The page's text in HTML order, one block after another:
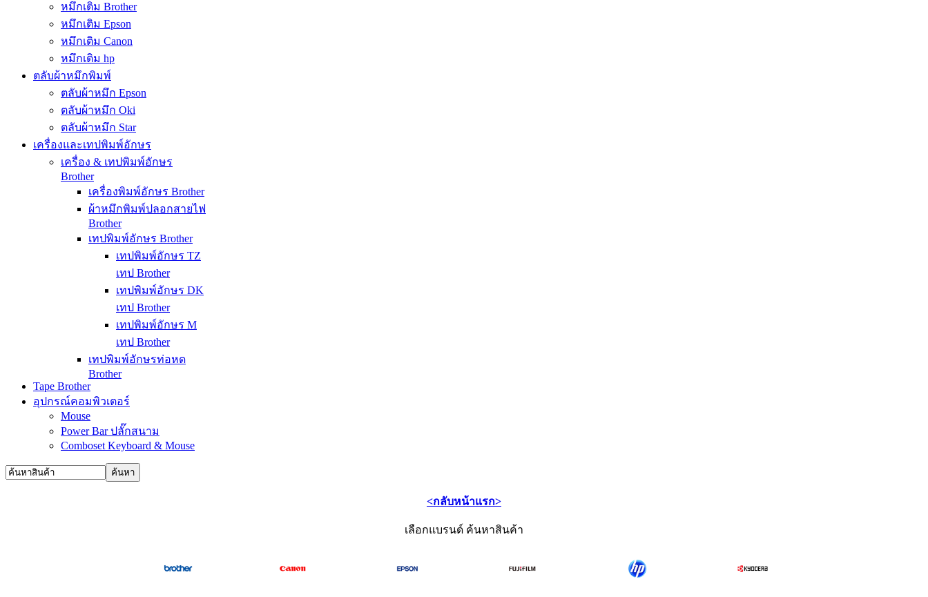
หมึกเติม Brother
หมึกเติม Epson
หมึกเติม Canon
หมึกเติม hp
ตลับผ้าหมึกพิมพ์
ตลับผ้าหมึก Epson
ตลับผ้าหมึก Oki
ตลับผ้าหมึก Star
เครื่องและเทปพิมพ์อักษร
เครื่อง & เทปพิมพ์อักษร
Brother
เครื่องพิมพ์อักษร Brother
ผ้าหมึกพิมพ์ปลอกสายไฟ
Brother
เทปพิมพ์อักษร Brother
เทปพิมพ์อักษร TZ
เทป Brother
เทปพิมพ์อักษร DK
เทป Brother
เทปพิมพ์อักษร M
เทป Brother
เทปพิมพ์อักษรท่อหด
Brother
Tape Brother
อุปกรณ์คอมพิวเตอร์
Mouse
Power Bar ปลั๊กสนาม
Comboset Keyboard & Mouse
<กลับหน้าแรก>
เลือกแบรนด์ ค้นหาสินค้า